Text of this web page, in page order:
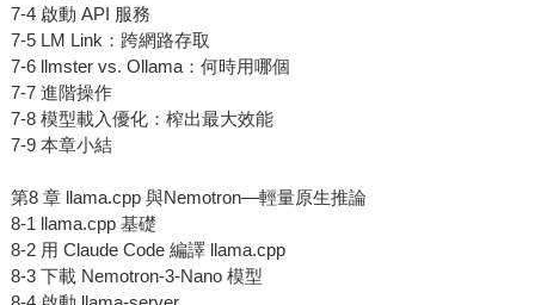
7-4 啟動 API 服務
7-5 LM Link：跨網路存取
7-6 llmster vs. Ollama：何時用哪個
7-7 進階操作
7-8 模型載入優化：榨出最大效能
7-9 本章小結
第8 章 llama.cpp 與Nemotron—輕量原生推論
8-1 llama.cpp 基礎
8-2 用 Claude Code 編譯 llama.cpp
8-3 下載 Nemotron-3-Nano 模型